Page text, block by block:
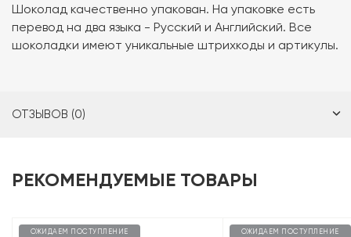
Шоколад качественно упакован. На упаковке есть
перевод на два языка - Русский и Английский. Все
шоколадки имеют уникальные штрихкоды и артикулы.
ОТЗЫВОВ (0)
РЕКОМЕНДУЕМЫЕ ТОВАРЫ
ОЖИДАЕМ ПОСТУПЛЕНИЕ ОЖИДАЕМ ПОСТУПЛЕНИЕ